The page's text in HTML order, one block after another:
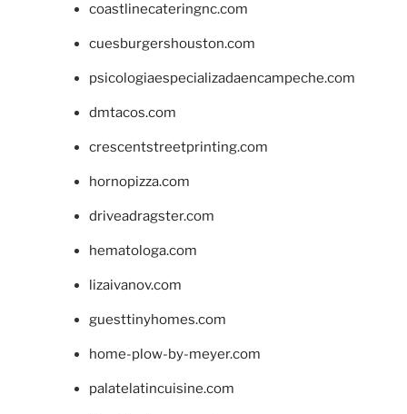
coastlinecateringnc.com
cuesburgershouston.com
psicologiaespecializadaencampeche.com
dmtacos.com
crescentstreetprinting.com
hornopizza.com
driveadragster.com
hematologa.com
lizaivanov.com
guesttinyhomes.com
home-plow-by-meyer.com
palatelatincuisine.com